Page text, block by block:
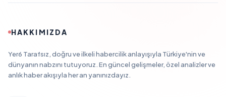
HAKKIMIZDA
Yer6 Tarafsız, doğru ve ilkeli habercilik anlayışıyla Türkiye'nin ve
dünyanın nabzını tutuyoruz. En güncel gelişmeler, özel analizler ve
anlık haber akışıyla her an yanınızdayız.